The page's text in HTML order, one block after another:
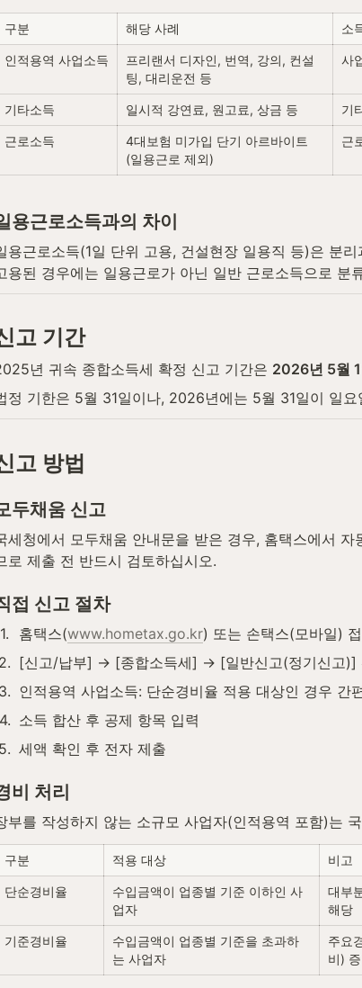
구분 해당 사례 소
인적용역 사업소득
프리랜서 디자인, 번역, 강의, 컨설
팅, 대리운전 등
사
기타소득 일시적 강연료, 원고료, 상금 등 기
근로소득
4대보험 미가입 단기 아르바이트
(일용근로 제외)
근
용근로소득과의 차이
용근로소득(1일 단위 고용, 건설현장 일용직 등)은 분
용된 경우에는 일용근로가 아닌 일반 근로소득으로 분
고 기간
년 귀속 종합소득세 확정 신고 기간은 2026년 5월
정 기한은 5월 31일이나, 2026년에는 5월 31일이 일
고 방법
두채움 신고
세청에서 모두채움 안내문을 받은 경우, 홈택스에서
로 제출 전 반드시 검토하십시오.
접 신고 절차
1. 홈택스(www.hometax.go.kr) 또는 손택스(모바일)
2. [신고/납부] → [종합소득세] → [일반신고(정기신고)]
3. 인적용역 사업소득: 단순경비율 적용 대상인 경우 간
4. 소득 합산 후 공제 항목 입력
5. 세액 확인 후 전자 제출
비 처리
부를 작성하지 않는 소규모 사업자(인적용역 포함)는
구분 적용 대상 비고
단순경비율
수입금액이 업종별 기준 이하인 사
업자
대부
해당
기준경비율
수입금액이 업종별 기준을 초과하
는 사업자
주요
비)